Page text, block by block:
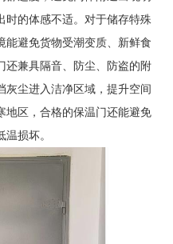
时的体感不适。对于储存特殊
能避免货物受潮变质、新鲜食
还兼具隔音、防尘、防盗的附
灰尘进入洁净区域，提升空间
地区，合格的保温门还能避免
损坏。